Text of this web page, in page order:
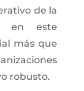
de la
en este
más que
robusto.